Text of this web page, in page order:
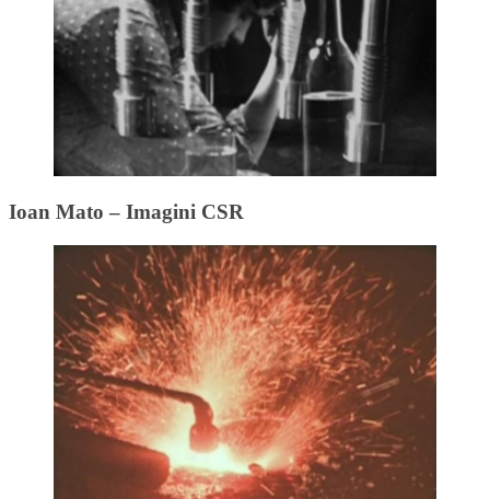
Ioan Mato – Imagini CSR